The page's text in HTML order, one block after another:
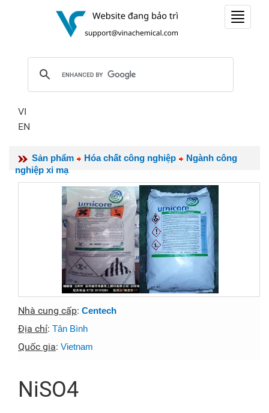
Toggle
VI
EN
Sản phẩm Hóa chất công nghiệp
Ngành công
nghiệp xi mạ
Nhà cung cấp: Centech
Địa chỉ: Tân Bình
Quốc gia: Vietnam
NiSO4